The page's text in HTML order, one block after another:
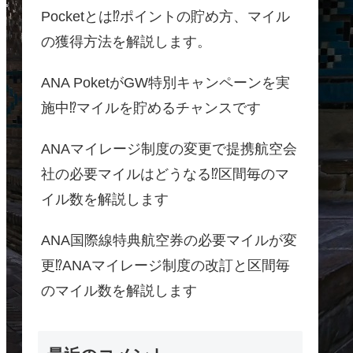
Pocketとは⁉ポイントの貯め方、マイル
の獲得方法を解説します。
ANA PoketがGW特別キャンペーンを実
施中⁉マイルを貯めるチャンスです
ANAマイレージ制度の変更で提携航空会
社の必要マイルはどうなる⁉区間毎のマ
イル数を解説します
ANA国際線特典航空券の必要マイルが変
更⁉ANAマイレージ制度の改訂と区間毎
のマイル数を解説します